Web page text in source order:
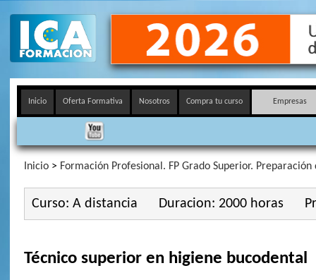
Inicio Oferta Formativa Nosotros Compra tu curso Empresas
Inicio> Formación Profesional. FP Grado Superior.
Curso: A distancia Duracion: 2000 horas
Técnico superior en higiene bucodental